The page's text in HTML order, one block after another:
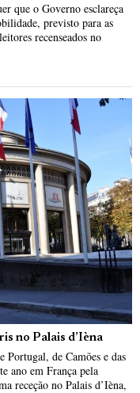
que o Governo esclareça
previsto para as
recenseados no
no Palais d’Ièna
Portugal, de Camões e das
ano em França pela
receção no Palais d’Ièna,